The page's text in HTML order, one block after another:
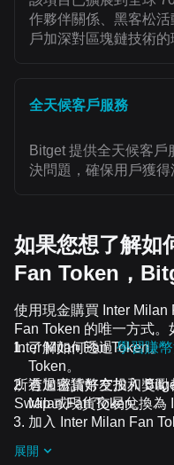
作夥伴關係、黑客松
戶加深對區塊鏈技術的
全天候客戶服務
Bitget 提供全天候客
決問題，確保用戶獲得
如果您想了解如
Fan Token，
使用現金購買 Inter Milan
Fan Token 的唯一方式
Inter Milan Fan Token。
了解如何透過學習賺
Token。
透過邀請好友加入
Milan Fan Token。
加入 Inter Milan Fan
所有加密貨幣空投和獎
Swap 或現貨交易兌換為
展開